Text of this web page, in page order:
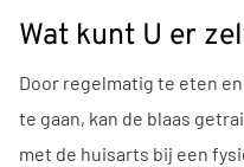
Wat kunt U er
Door regelmatig te eten
te gaan, kan de blaas
met de huisarts bij een